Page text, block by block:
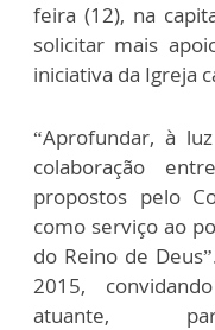
feira (12), na
solicitar mais
iniciativa da Igreja
“Aprofundar, à
colaboração
propostos pelo
como serviço ao
do Reino de
2015,
atuante,